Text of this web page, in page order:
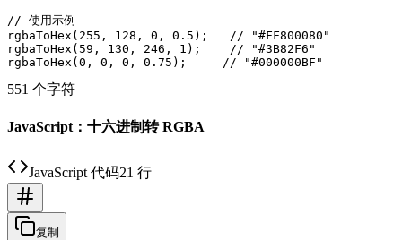
// 使用示例
rgbaToHex(255, 128, 0, 0.5);   // "#FF800080"
rgbaToHex(59, 130, 246, 1);    // "#3B82F6"
551 个字符
JavaScript：十六进制转 RGBA
JavaScript 代码21 行
复制